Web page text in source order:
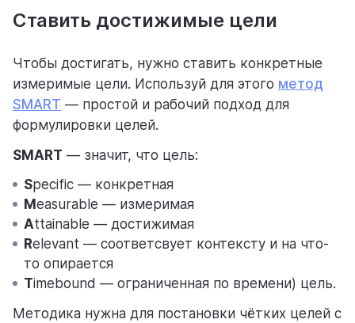
Ставить достижимые цели
Чтобы достигать, нужно ставить конкретные
измеримые цели. Используй для этого метод
SMART — простой и рабочий подход для
формулировки целей.
SMART — значит, что цель:
Specific — конкретная
M easurable — измеримая
Attainable — достижимая
Relevant — соответсвует контексту и на что-
то опирается
Timebound — ограниченная по времени) цель.
Методика нужна для постановки чётких целей с